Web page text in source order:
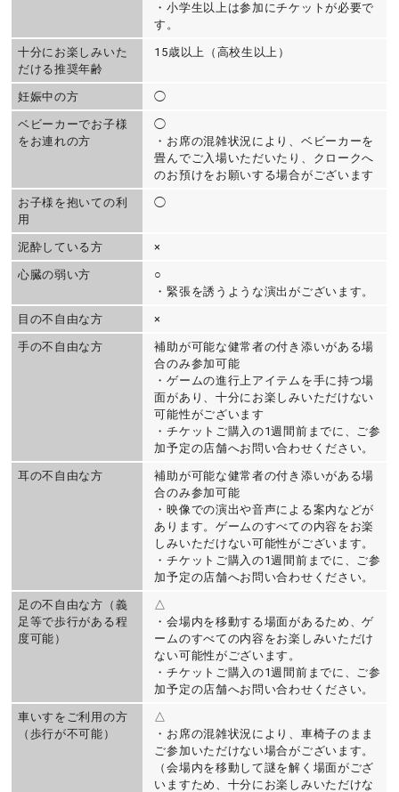
・小学生以上は参加にチケットが必要で
す。
十分にお楽しみいた
だける推奨年齢
15歳以上（高校生以上）
妊娠中の方 ◯
ベビーカーでお子様
をお連れの方
◯
・お席の混雑状況により、ベビーカーを
畳んでご入場いただいたり、クロークへ
のお預けをお願いする場合がございます
お子様を抱いての利
用
◯
泥酔している方 ×
心臓の弱い方
○
・緊張を誘うような演出がございます。
目の不自由な方 ×
手の不自由な方
補助が可能な健常者の付き添いがある場
合のみ参加可能
・ゲームの進行上アイテムを手に持つ場
面があり、十分にお楽しみいただけない
可能性がございます
・チケットご購入の1週間前までに、ご参
加予定の店舗へお問い合わせください。
耳の不自由な方
補助が可能な健常者の付き添いがある場
合のみ参加可能
・映像での演出や音声による案内などが
あります。ゲームのすべての内容をお楽
しみいただけない可能性がございます。
・チケットご購入の1週間前までに、ご参
加予定の店舗へお問い合わせください。
足の不自由な方（義
足等で歩行がある程
度可能）
△
・会場内を移動する場面があるため、ゲ
ームのすべての内容をお楽しみいただけ
ない可能性がございます。
・チケットご購入の1週間前までに、ご参
加予定の店舗へお問い合わせください。
車いすをご利用の方
（歩行が不可能）
△
・お席の混雑状況により、車椅子のまま
ご参加いただけない場合がございます。
（会場内を移動して謎を解く場面がござ
いますため、十分にお楽しみいただけな